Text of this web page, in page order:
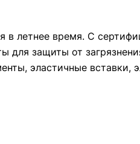
летнее время. С
защиты от
эластичные